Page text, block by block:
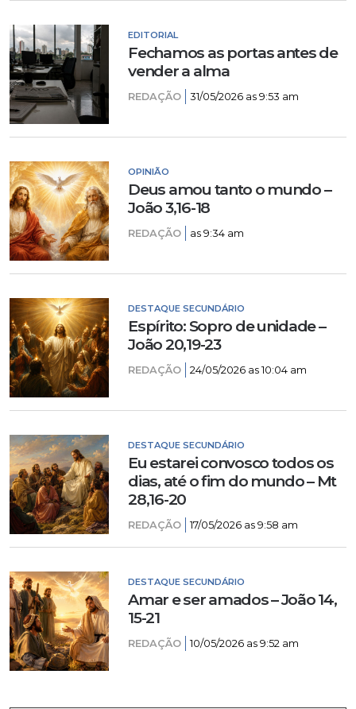
EDITORIAL
Fechamos as portas antes de
vender a alma
REDAÇÃO 31/05/2026 as 9:53 am
OPINIÃO
Deus amou tanto o mundo –
João 3,16-18
REDAÇÃO as 9:34 am
DESTAQUE SECUNDÁRIO
Espírito: Sopro de unidade –
João 20,19-23
REDAÇÃO 24/05/2026 as 10:04 am
DESTAQUE SECUNDÁRIO
Eu estarei convosco todos os
dias, até o fim do mundo – Mt
28,16-20
REDAÇÃO 17/05/2026 as 9:58 am
DESTAQUE SECUNDÁRIO
Amar e ser amados – João 14,
15-21
REDAÇÃO 10/05/2026 as 9:52 am